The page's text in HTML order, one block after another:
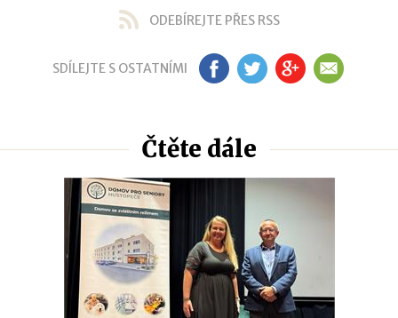
ODEBÍREJTE PŘES RSS
SDÍLEJTE S OSTATNÍMI FB TW GP EM
Čtěte dále